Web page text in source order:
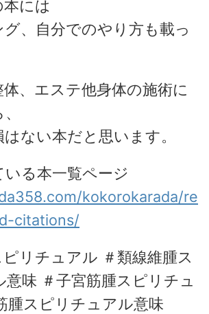
には
グ、自分でのやり方も載っ
体、エステ他身体の施術に
ない本だと思います。
いる本一覧ページ
kokorokarada/re
citations/
ピリチュアル ＃類線維腫ス
意味 ＃子宮筋腫スピリチュ
腫スピリチュアル意味